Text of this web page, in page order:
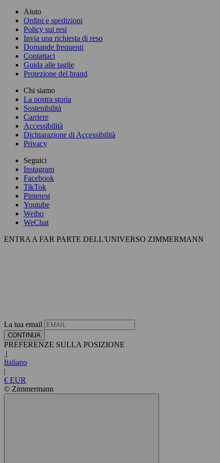
Aiuto
Ordini e spedizioni
Policy sui resi
Invia una richiesta di reso
Domande frequenti
Contattaci
Guida alle taglie
Protezione del brand
Chi siamo
La nostra storia
Sostenibilità
Carriere
Accessibilità
Dichiarazione di Accessibilità
Privacy
Seguici
Instagram
Facebook
TikTok
Pinterest
Youtube
Weibo
WeChat
ENTRA A FAR PARTE DELL'UNIVERSO ZIMMERMANN
La tua email
CONTINUA
PREFERENZE SULLA POSIZIONE
|
Italiano
|
€ EUR
© Zimmermann